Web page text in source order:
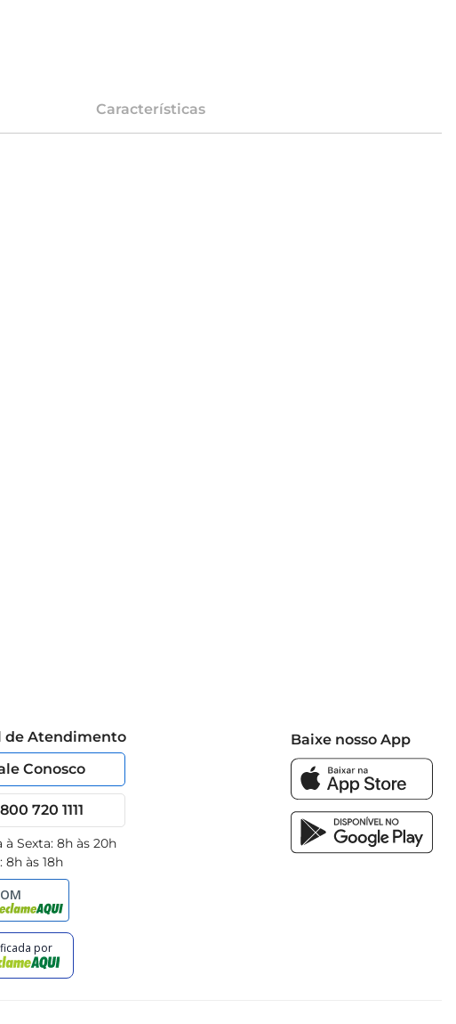
Características
de Atendimento
Conosco
720 1111
à Sexta: 8h às 20h
8h às 18h
Baixe nosso App